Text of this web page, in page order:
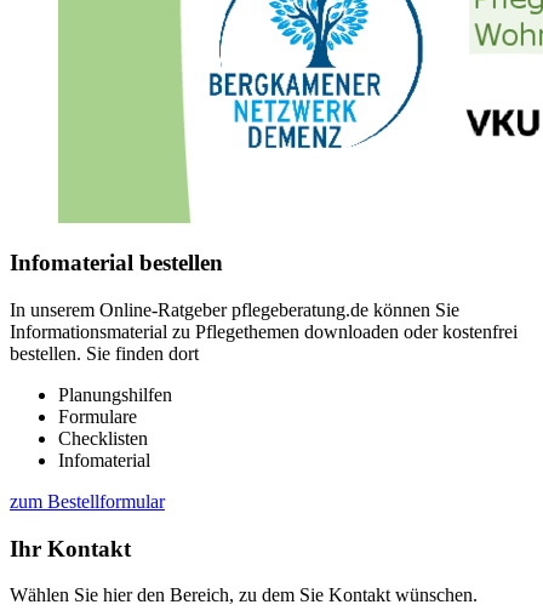
Infomaterial bestellen
In unserem Online-Ratgeber pflegeberatung.de können Sie
Informationsmaterial zu Pflegethemen downloaden oder kostenfrei
bestellen. Sie finden dort
Planungshilfen
Formulare
Checklisten
Infomaterial
zum Bestellformular
Ihr Kontakt
Wählen Sie hier den Bereich, zu dem Sie Kontakt wünschen.